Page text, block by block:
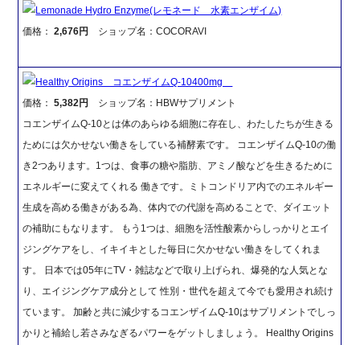
Lemonade Hydro Enzyme(レモネード 水素エンザイム)
価格：2,676円 ショップ名：COCORAVI
Healthy Origins コエンザイムQ-10400mg
価格：5,382円
ショップ名：HBWサプリメント
コエンザイムQ-10とは体のあらゆる細胞に存在し、わたしたちが生きる
ためには欠かせない働きをしている補酵素です。 コエンザイムQ-10の働
き2つあります。1つは、食事の糖や脂肪、アミノ酸などを生きるために
エネルギーに変えてくれる 働きです。ミトコンドリア内でのエネルギー
生成を高める働きがある為、体内での代謝を高めることで、ダイエット
の補助にもなります。 もう1つは、細胞を活性酸素からしっかりとエイ
ジングケアをし、イキイキとした毎日に欠かせない働きをしてくれま
す。 日本では05年にTV・雑誌などで取り上げられ、爆発的な人気とな
り、エイジングケア成分として 性別・世代を超えて今でも愛用され続け
ています。 加齢と共に減少するコエンザイムQ-10はサプリメントでしっ
かりと補給し若さみなぎるパワーをゲットしましょう。 Healthy Origins